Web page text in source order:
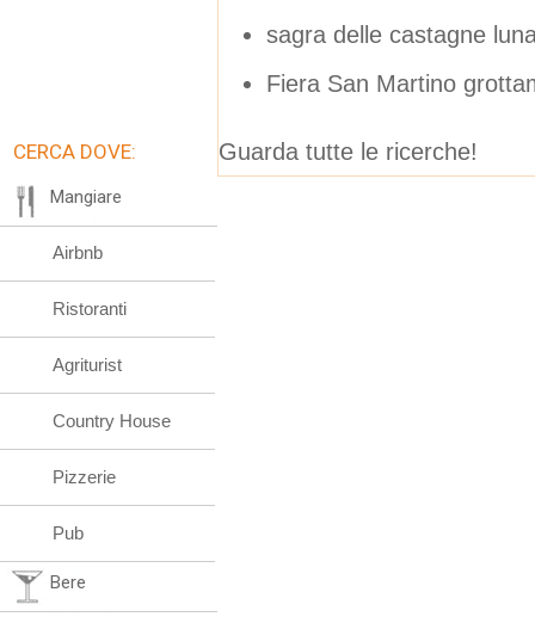
sagra delle castagne
Fiera San Martino
Guarda tutte le ricerche!
CERCA DOVE:
Mangiare
Airbnb
Ristoranti
Agriturist
Country House
Pizzerie
Pub
Bere